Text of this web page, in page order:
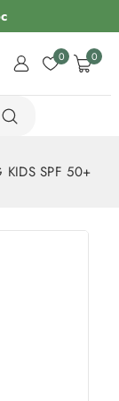
0 0
KIDS SPF 50+